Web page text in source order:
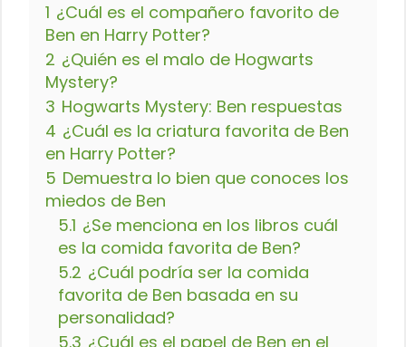
1 ¿Cuál es el compañero favorito de
Ben en Harry Potter?
2 ¿Quién es el malo de Hogwarts
Mystery?
3 Hogwarts Mystery: Ben respuestas
4 ¿Cuál es la criatura favorita de Ben
en Harry Potter?
5 Demuestra lo bien que conoces los
miedos de Ben
5.1 ¿Se menciona en los libros cuál
es la comida favorita de Ben?
5.2 ¿Cuál podría ser la comida
favorita de Ben basada en su
personalidad?
5.3 ¿Cuál es el papel de Ben en el